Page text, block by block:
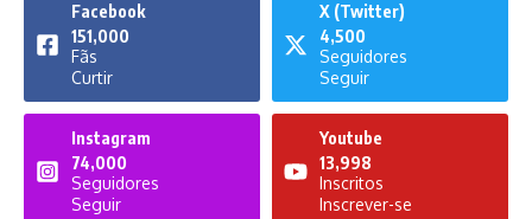
Facebook
151,000
Fãs
Curtir
X (Twitter)
4,500
Seguidores
Seguir
Instagram
74,000
Seguidores
Seguir
Youtube
13,998
Inscritos
Inscrever-se